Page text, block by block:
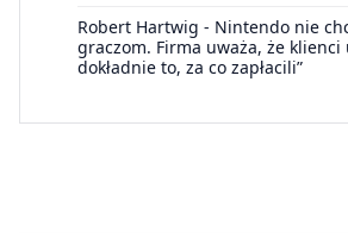
Robert Hartwig - Nintendo nie
graczom. Firma uważa, że klienci
dokładnie to, za co zapłacili”